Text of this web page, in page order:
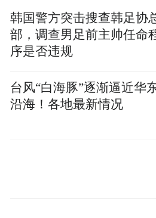
通用，随到随走。
别小看这个细节，这背
垒的大胆探索。
它在建、管、运全流程
了跨省份统筹管理。这
韩国警方突击搜查韩足协
部，调查男足前主帅任命
序是否违规
台风“白海豚”逐渐逼近华
沿海！各地最新情况